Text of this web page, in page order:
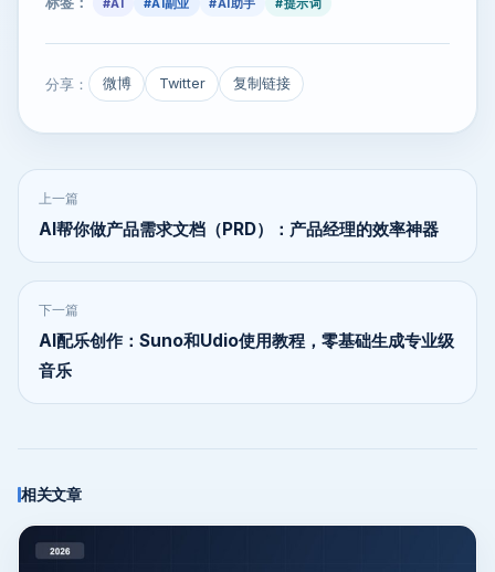
分享： 微博 Twitter 复制链接
上一篇
AI帮你做产品需求文档（PRD）：产品经理的效率神器
下一篇
AI配乐创作：Suno和Udio使用教程，零基础生成专业级
音乐
相关文章